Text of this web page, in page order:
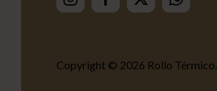
Copyright © 2026 Rollo Térmico.